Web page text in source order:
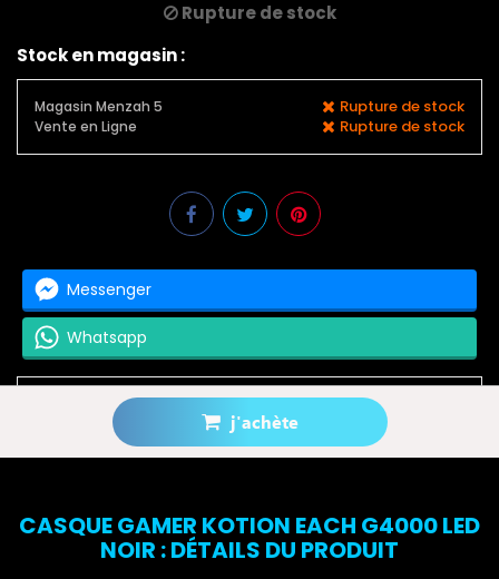
j'achète
Rupture de stock
Stock en magasin :
Magasin Menzah 5 Rupture de stock
Vente en Ligne Rupture de stock
Messenger
Whatsapp
Prévenez-moi lorsque le produit est disponible
CASQUE GAMER KOTION EACH G4000 LED
NOIR : DÉTAILS DU PRODUIT